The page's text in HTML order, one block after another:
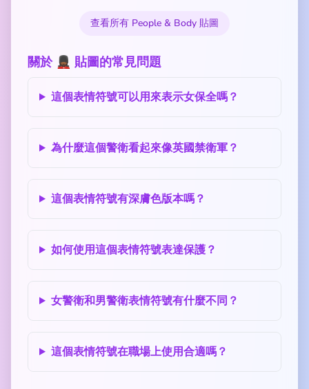
查看所有 People & Body 貼圖
關於 💂🏾‍♀️ 貼圖的常見問題
這個表情符號可以用來表示女保全嗎？
為什麼這個警衛看起來像英國禁衛軍？
這個表情符號有深膚色版本嗎？
如何使用這個表情符號表達保護？
女警衛和男警衛表情符號有什麼不同？
這個表情符號在職場上使用合適嗎？